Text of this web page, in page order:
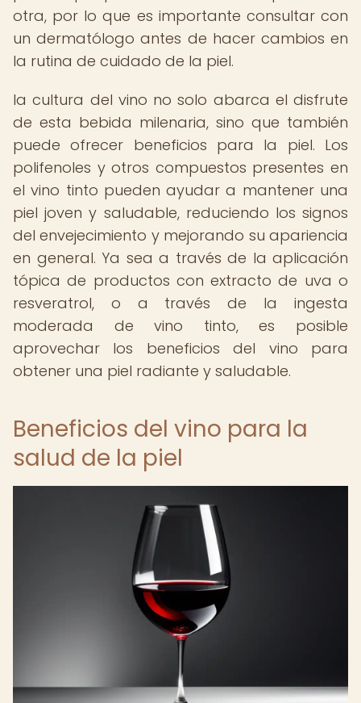
otra, por lo que es importante consultar con
un dermatólogo antes de hacer cambios en
la rutina de cuidado de la piel.
la cultura del vino no solo abarca el disfrute
de esta bebida milenaria, sino que también
puede ofrecer beneficios para la piel. Los
polifenoles y otros compuestos presentes en
el vino tinto pueden ayudar a mantener una
piel joven y saludable, reduciendo los signos
del envejecimiento y mejorando su apariencia
en general. Ya sea a través de la aplicación
tópica de productos con extracto de uva o
resveratrol, o a través de la ingesta
moderada de vino tinto, es posible
aprovechar los beneficios del vino para
obtener una piel radiante y saludable.
Beneficios del vino para la
salud de la piel